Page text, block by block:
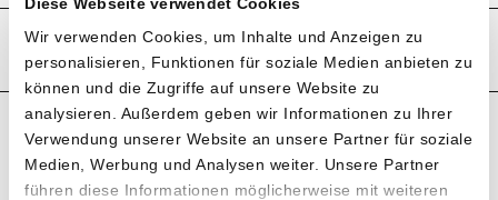
Wir verwenden Cookies, um Inhalte und Anzeigen zu
personalisieren, Funktionen für soziale Medien anbieten zu
können und die Zugriffe auf unsere Website zu
analysieren. Außerdem geben wir Informationen zu Ihrer
Verwendung unserer Website an unsere Partner für soziale
Medien, Werbung und Analysen weiter. Unsere Partner
führen diese Informationen möglicherweise mit weiteren
Rezensionen